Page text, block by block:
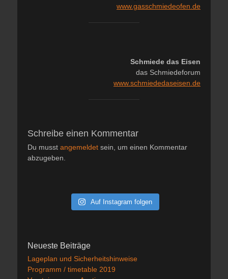
www.gasschmiedeofen.de
Schmiede das Eisen
das Schmiedeforum
www.schmiededaseisen.de
Schreibe einen Kommentar
Du musst angemeldet sein, um einen Kommentar
abzugeben.
Auf Instagram folgen
Neueste Beiträge
Lageplan und Sicherheitshinweise
Programm / timetable 2019